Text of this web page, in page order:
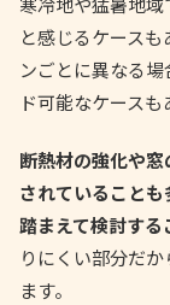
と感じるケース
ンごとに異なる
ド可能なケース
断熱材の強化や
されていること
踏まえて検討する
りにくい部分だ
ます。